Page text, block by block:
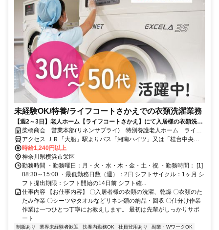
未経験OK/特養/ライフコートさかえでの衣類洗濯業務
【週2～3日】老人ホーム【ライフコートさかえ】にて入居様の衣類洗濯
やリネン管理/家庭と両立◎/扶養内勤務OK/ダブルワーク可/交通費全額支
給
柴橋商会 営業本部(リネンサプライ) 特別養護老人ホーム ライフ
コートさかえ
アクセス ＪＲ「大船」駅よりバス「湘南ハイツ」又は「桂台中央」
停留所より徒歩15分 ※車通勤可
時給1,240円以上
神奈川県横浜市栄区
勤務時間 ・勤務曜日：月・火・水・木・金・土・祝 ・勤務時間： [1]
08:30～15:00 ・最低勤務日数（週）：2日 シフトサイクル：1ヶ月 シ
フト提出期限：シフト開始の14日前 シフト確...
仕事内容 【お仕事内容】 〇入居者様の衣類の洗濯、乾燥 〇衣類のた
たみ作業 〇シーツやタオルなどリネン類の納品・回収 〇仕分け作業
作業は一つひとつ丁寧にお教えします。 最初は先輩がしっかりサポ
ート...
制服あり 業界未経験者歓迎 扶養内勤務OK 社員登用あり
副業・WワークOK